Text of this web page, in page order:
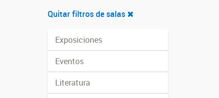
Quitar filtros de salas
Exposiciones
Eventos
Literatura